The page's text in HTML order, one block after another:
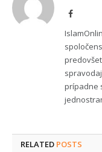
Facebook
prípadne
RELATED POSTS